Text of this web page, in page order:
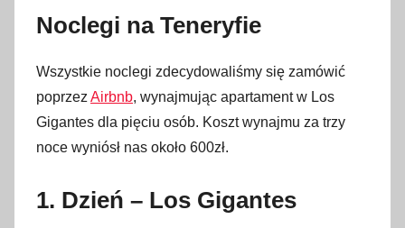
Noclegi na Teneryfie
Wszystkie noclegi zdecydowaliśmy się zamówić
poprzez Airbnb, wynajmując apartament w Los
Gigantes dla pięciu osób. Koszt wynajmu za trzy
noce wyniósł nas około 600zł.
1. Dzień – Los Gigantes